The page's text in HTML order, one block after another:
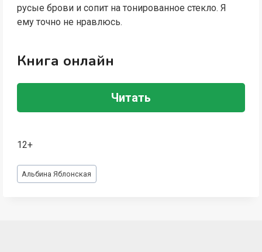
русые брови и сопит на тонированное стекло. Я
ему точно не нравлюсь.
Книга онлайн
Читать
12+
Метки
записи:
Альбина Яблонская